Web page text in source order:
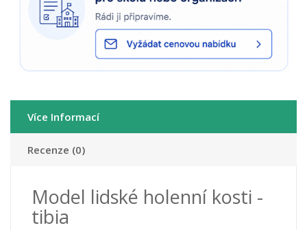
Více Informací
Recenze (0)
Model lidské holenní kosti -
tibia